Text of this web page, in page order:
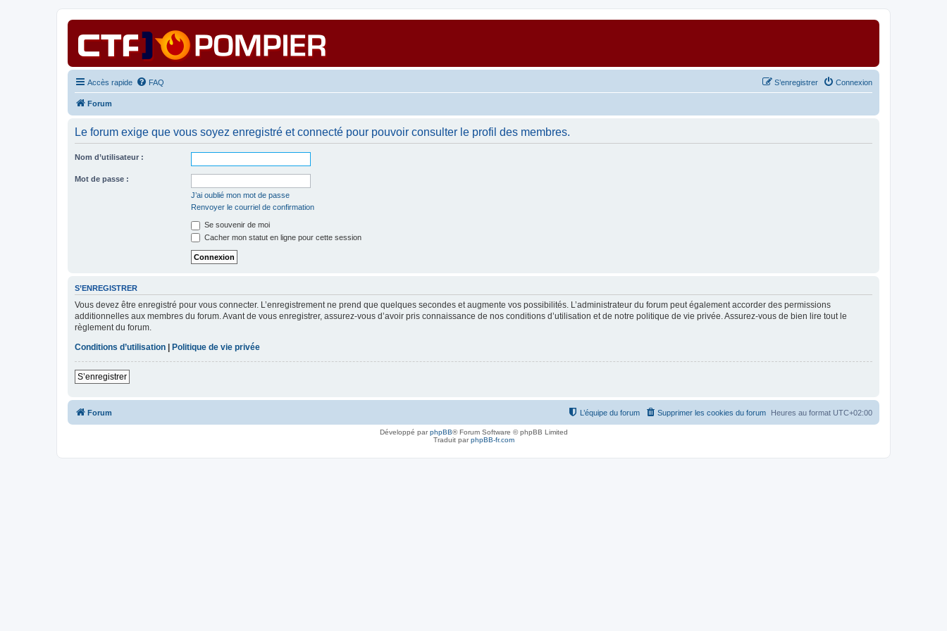
Accès rapide FAQ Connexion
S’enregistrer
Forum
Le forum exige que vous soyez enregistré et connecté pour pouvoir consulter le profil des membres.
Nom d’utilisateur :
Mot de passe :
J’ai oublié mon mot de passe
Renvoyer le courriel de confirmation
Se souvenir de moi
Cacher mon statut en ligne pour cette session
S’ENREGISTRER
Vous devez être enregistré pour vous connecter. L’enregistrement ne prend que quelques secondes et augmente vos possibilités. L’administrateur du forum peut également accorder des permissions
additionnelles aux membres du forum. Avant de vous enregistrer, assurez-vous d’avoir pris connaissance de nos conditions d’utilisation et de notre politique de vie privée. Assurez-vous de bien lire tout le
règlement du forum.
Conditions d’utilisation | Politique de vie privée
S’enregistrer
Forum Heures au format UTC+02:00
Supprimer les cookies du forum
L’équipe du forum
Développé parphpBB® Forum Software © phpBB Limited
Traduit parphpBB-fr.com